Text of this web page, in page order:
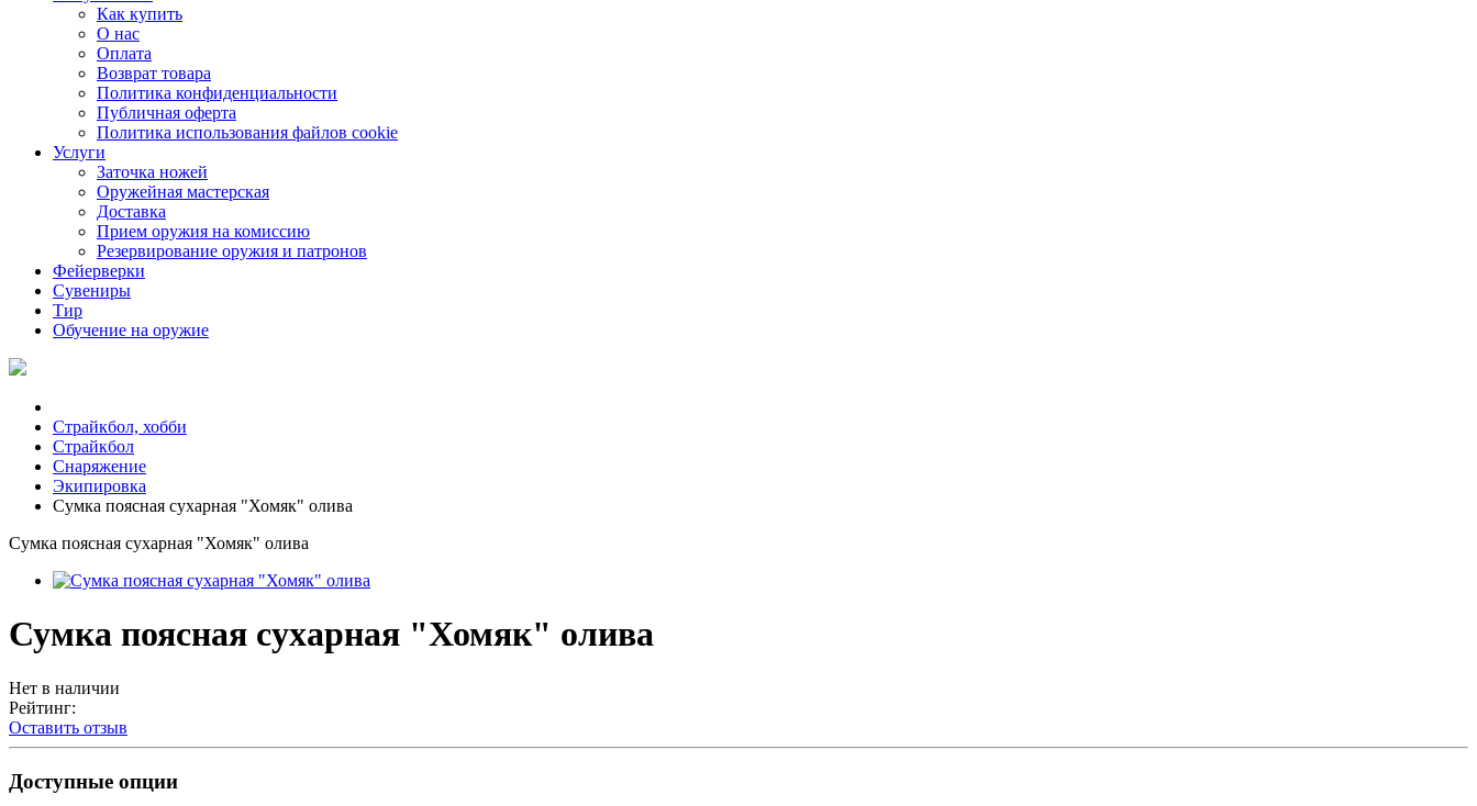
Как купить
О нас
Оплата
Возврат товара
Политика конфиденциальности
Публичная оферта
Политика использования файлов cookie
Услуги
Заточка ножей
Оружейная мастерская
Доставка
Прием оружия на комиссию
Резервирование оружия и патронов
Фейерверки
Сувениры
Тир
Обучение на оружие
Страйкбол, хобби
Страйкбол
Снаряжение
Экипировка
Сумка поясная сухарная "Хомяк" олива
Сумка поясная сухарная "Хомяк" олива
Сумка поясная сухарная "Хомяк" олива
Нет в наличии
Рейтинг:
Оставить отзыв
Доступные опции